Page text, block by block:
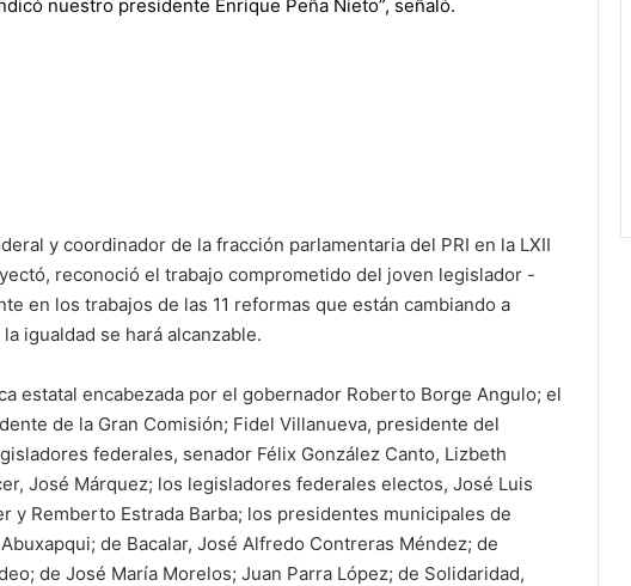
nuestro presidente Enrique Peña Nieto”, señaló.
y coordinador de la fracción parlamentaria del PRI en la LXII
reconoció el trabajo comprometido del joven legislador -
en los trabajos de las 11 reformas que están cambiando a
igualdad se hará alcanzable.
estatal encabezada por el gobernador Roberto Borge Angulo; el
de la Gran Comisión; Fidel Villanueva, presidente del
federales, senador Félix González Canto, Lizbeth
José Márquez; los legisladores federales electos, José Luis
y Remberto Estrada Barba; los presidentes municipales de
de Bacalar, José Alfredo Contreras Méndez; de
de José María Morelos; Juan Parra López; de Solidaridad,